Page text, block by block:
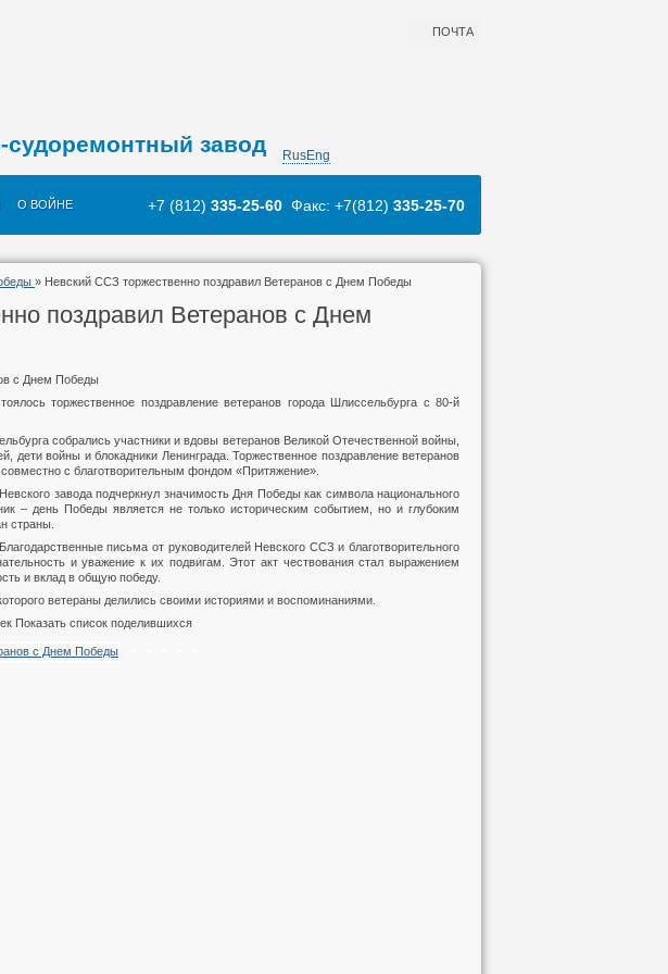
ПОЧТА
судоремонтный завод RusEng
О ВОЙНЕ +7 (812) 335-25-60 Факс: +7(812) 335-25-70
» Невский ССЗ торжественно поздравил Ветеранов с Днем Победы
поздравил Ветеранов с Днем
с Днем Победы
торжественное поздравление ветеранов города Шлиссельбурга с 80-й
собрались участники и вдовы ветеранов Великой Отечественной войны,
дети войны и блокадники Ленинграда. Торжественное поздравление ветеранов
с благотворительным фондом «Притяжение».
завода подчеркнул значимость Дня Победы как символа национального
– день Победы является не только историческим событием, но и глубоким
страны.
письма от руководителей Невского ССЗ и благотворительного
и уважение к их подвигам. Этот акт чествования стал выражением
и вклад в общую победу.
ветераны делились своими историями и воспоминаниями.
Показать список поделившихся